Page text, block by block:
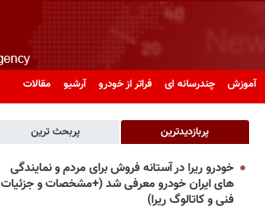
آموزش چندرسانه ای فراتر از خودرو آرشیو مقالات
پربازدیدترین پربحث ترین
خودرو ریرا در آستانه فروش برای مردم و نمایندگی
های ایران خودرو معرفی شد (+مشخصات و جزئیات
فنی و کاتالوگ ریرا)